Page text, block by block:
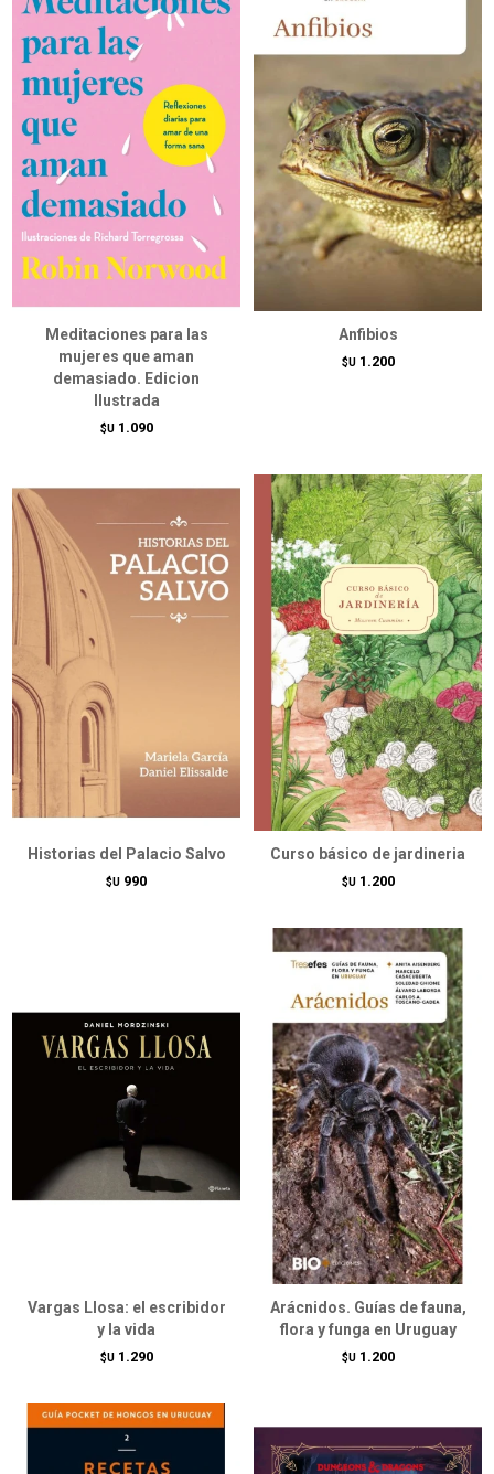
Meditaciones para las
mujeres que aman
demasiado. Edicion
Ilustrada
$U 1.090
Anfibios
$U 1.200
Historias del Palacio Salvo
$U 990
Curso básico de jardineria
$U 1.200
Vargas Llosa: el escribidor
y la vida
$U 1.290
Arácnidos. Guías de fauna,
flora y funga en Uruguay
$U 1.200